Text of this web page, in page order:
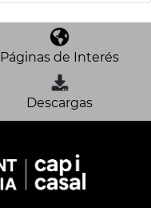
Páginas de Interés
Descargas